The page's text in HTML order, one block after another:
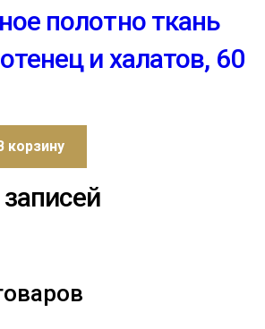
полотно ткань
и халатов, 60
корзину